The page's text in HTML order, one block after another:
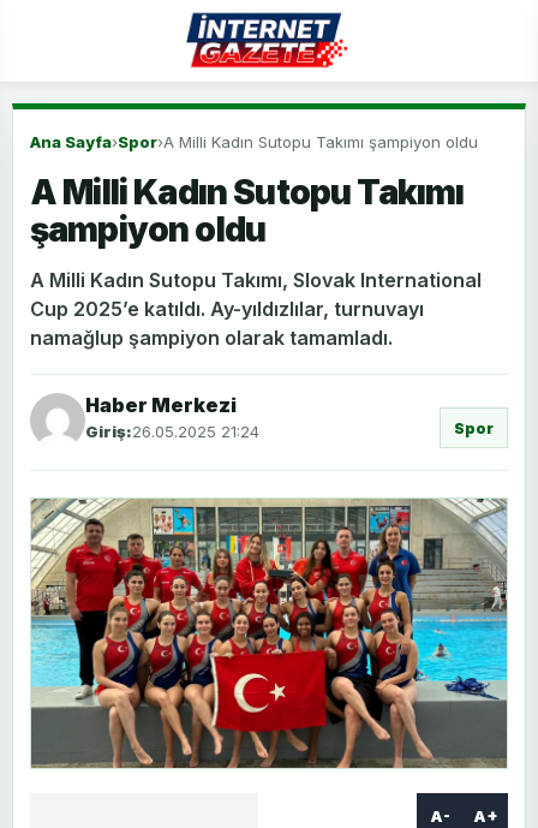
Ana Sayfa›Spor›A Milli Kadın Sutopu Takımı şampiyon oldu
A Milli Kadın Sutopu Takımı
şampiyon oldu
A Milli Kadın Sutopu Takımı, Slovak International
Cup 2025’e katıldı. Ay-yıldızlılar, turnuvayı
namağlup şampiyon olarak tamamladı.
Haber Merkezi
Giriş:26.05.2025 21:24 Spor
A- A+